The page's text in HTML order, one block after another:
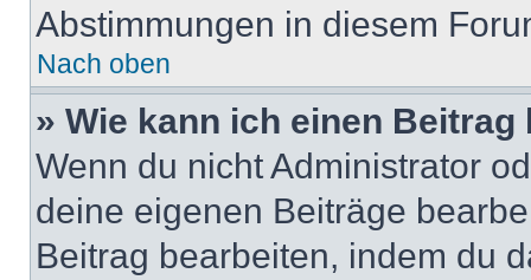
Abstimmungen in diesem
Nach oben
» Wie kann ich einen
Wenn du nicht Administrator
deine eigenen Beiträge
Beitrag bearbeiten, indem du